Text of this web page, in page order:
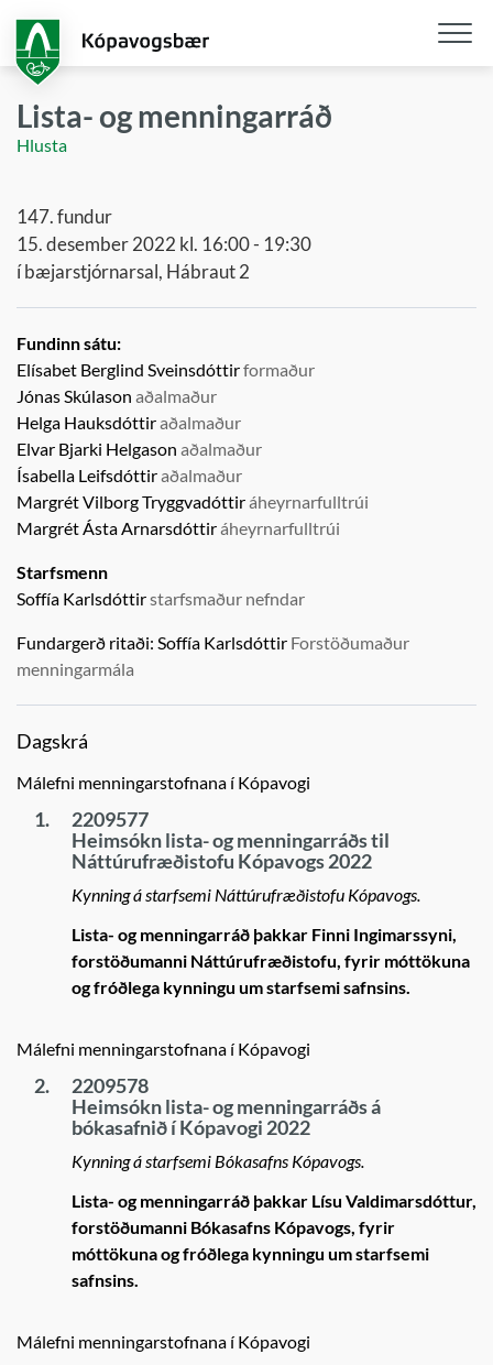
aðalefni
Lista- og menningarráð
Hlusta
147. fundur
15. desember 2022 kl. 16:00 - 19:30
í bæjarstjórnarsal, Hábraut 2
Fundinn sátu:
Elísabet Berglind Sveinsdóttirformaður
Jónas Skúlason aðalmaður
Helga Hauksdóttiraðalmaður
Elvar Bjarki Helgason aðalmaður
Ísabella Leifsdóttiraðalmaður
Margrét Vilborg Tryggvadóttiráheyrnarfulltrúi
Margrét Ásta Arnarsdóttiráheyrnarfulltrúi
Starfsmenn
Soffía Karlsdóttirstarfsmaður nefndar
Fundargerð ritaði: Soffía Karlsdóttir Forstöðumaður
menningarmála
Dagskrá
Málefni menningarstofnana í Kópavogi
1.
2209577
Heimsókn lista- og menningarráðs til
Náttúrufræðistofu Kópavogs 2022
Kynning á starfsemi Náttúrufræðistofu Kópavogs.
Lista- og menningarráð þakkar Finni Ingimarssyni,
forstöðumanni Náttúrufræðistofu, fyrir móttökuna
og fróðlega kynningu um starfsemi safnsins.
Málefni menningarstofnana í Kópavogi
2.
2209578
Heimsókn lista- og menningarráðs á
bókasafnið í Kópavogi 2022
Kynning á starfsemi Bókasafns Kópavogs.
Lista- og menningarráð þakkar Lísu Valdimarsdóttur,
forstöðumanni Bókasafns Kópavogs, fyrir
móttökuna og fróðlega kynningu um starfsemi
safnsins.
Málefni menningarstofnana í Kópavogi
Opna